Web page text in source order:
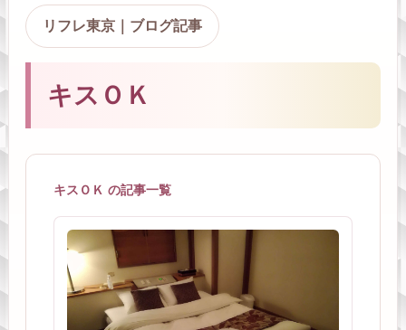
リフレ東京｜ブログ記事
キスＯＫ
キスＯＫ の記事一覧